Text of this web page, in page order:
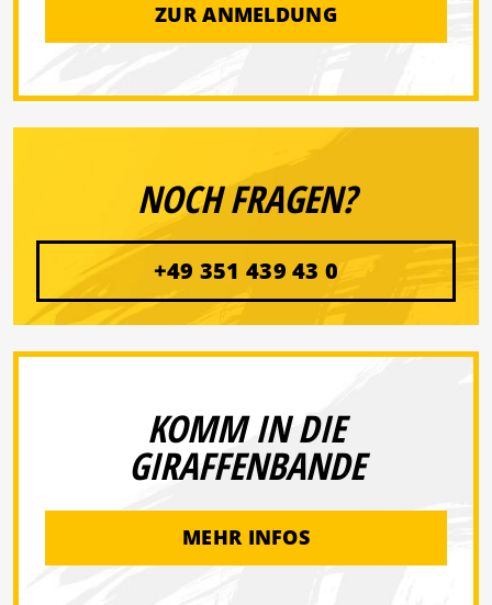
ZUR ANMELDUNG
NOCH FRAGEN?
+49 351 439 43 0
KOMM IN DIE
GIRAFFENBANDE
MEHR INFOS